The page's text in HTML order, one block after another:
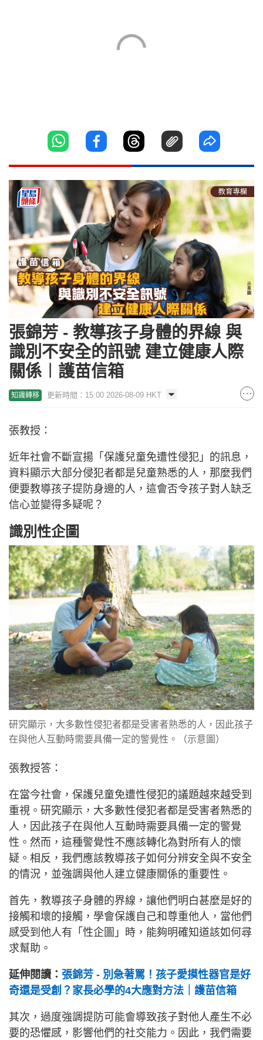
張錦芳 - 教導孩子身體的界線 與
識別不安全的訊號 建立健康人際
關係︱護苗信箱
知識轉移 更新時間：15:00 2026-08-09 HKT
張教授：
近年社會不斷宣揚「保護兒童免遭性侵犯」的訊息，
資料顯示大部分侵犯者都是兒童熟悉的人，那麼我們
便要教導孩子提防身邊的人，這會否令孩子對人缺乏
信心並變得多疑呢？
識別性企圖
研究顯示，大多數性侵犯者都是受害者熟悉的人，因此孩子
在與他人互動時需要具備一定的警覺性。（示意圖）
張教授答：
在當今社會，保護兒童免遭性侵犯的議題越來越受到
重視。研究顯示，大多數性侵犯者都是受害者熟悉的
人，因此孩子在與他人互動時需要具備一定的警覺
性。然而，這種警覺性不應該轉化為對所有人的懷
疑。相反，我們應該教導孩子如何分辨安全與不安全
的情況，並強調與他人建立健康關係的重要性。
首先，教導孩子身體的界線，讓他們明白甚麼是好的
接觸和壞的接觸，學會保護自己和尊重他人，當他們
感受到他人有「性企圖」時，能夠明確知道該如何尋
求幫助。
延伸閱讀： 張錦芳 - 別急著罵！孩子愛摸性器官是好
奇還是受創？家長必學的4大應對方法｜護苗信箱
其次，過度強調提防可能會導致孩子對他人產生不必
要的恐懼感，影響他們的社交能力。因此，我們需要